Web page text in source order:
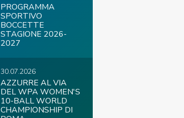
Link Federazione Trasparente
PROGRAMMA
SPORTIVO
BOCCETTE
STAGIONE 2026-
2027
30.07.2026
AZZURRE AL VIA
DEL WPA WOMEN'S
10-BALL WORLD
CHAMPIONSHIP DI